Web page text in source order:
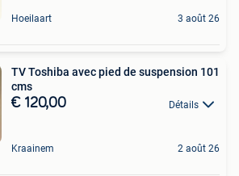
Hoeilaart 3 août 26
TV Toshiba avec pied de suspension 101
cms
€ 120,00 Détails
Kraainem 2 août 26